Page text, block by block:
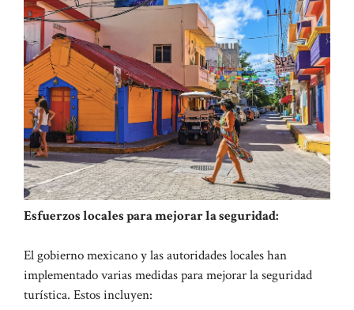
Esfuerzos locales para mejorar la seguridad:
El gobierno mexicano y las autoridades locales han
implementado varias medidas para mejorar la seguridad
turística. Estos incluyen: